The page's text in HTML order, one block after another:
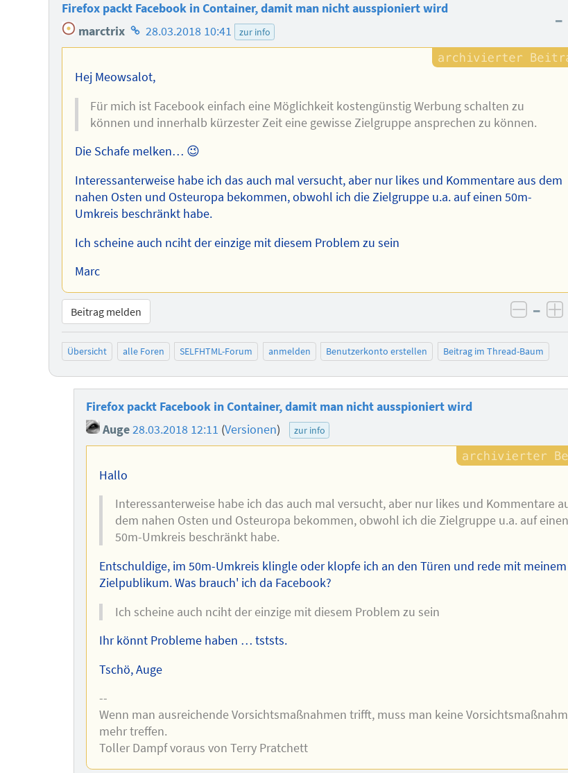
Firefox packt Facebook in Container, damit man nicht ausspioniert wird
marctrix Homepage
des
28.03.2018 10:41 zur info
–
Hej Meowsalot,
Für mich ist Facebook einfach eine Möglichkeit kostengünstig Werbung schalten zu
können und innerhalb kürzester Zeit eine gewisse Zielgruppe ansprechen zu können.
Die Schafe melken… 😉
Interessanterweise habe ich das auch mal versucht, aber nur likes und Kommentare aus dem
nahen Osten und Osteuropa bekommen, obwohl ich die Zielgruppe u.a. auf einen 50m-
Umkreis beschränkt habe.
Ich scheine auch nciht der einzige mit diesem Problem zu sein
Marc
Beitrag melden –
Übersicht alle Foren SELFHTML-Forum anmelden Benutzerkonto erstellen Beitrag im Thread-Baum
Firefox packt Facebook in Container, damit man nicht ausspioniert wird
Auge28.03.2018 12:11 (Versionen) zur info
Hallo
Interessanterweise habe ich das auch mal versucht, aber nur likes und Kommentare
dem nahen Osten und Osteuropa bekommen, obwohl ich die Zielgruppe u.a. auf einen
50m-Umkreis beschränkt habe.
Entschuldige, im 50m-Umkreis klingle oder klopfe ich an den Türen und rede mit meinem
Zielpublikum. Was brauch' ich da Facebook?
Ich scheine auch nciht der einzige mit diesem Problem zu sein
Ihr könnt Probleme haben … tststs.
Tschö, Auge
--
Wenn man ausreichende Vorsichtsmaßnahmen trifft, muss man keine
mehr treffen.
Toller Dampf voraus von Terry Pratchett